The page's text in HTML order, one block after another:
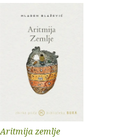
Aritmija zemlje